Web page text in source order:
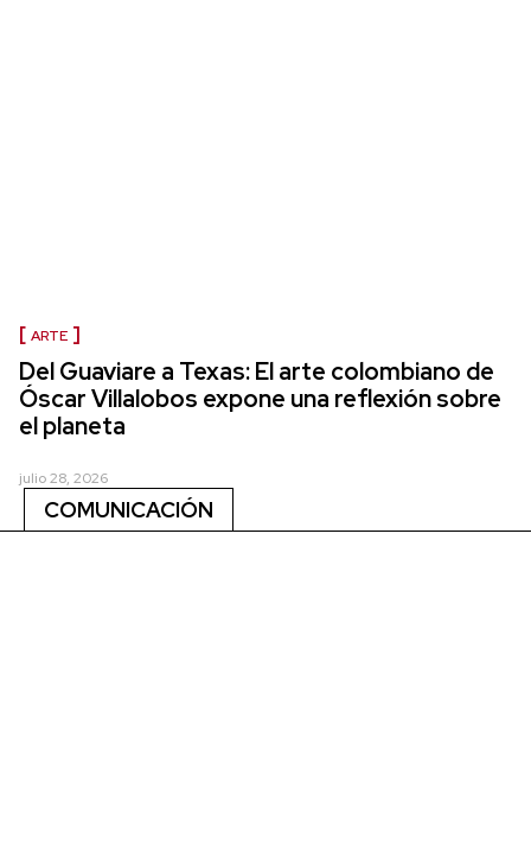
ARTE
Del Guaviare a Texas: El arte colombiano de
Óscar Villalobos expone una reflexión sobre
el planeta
julio 28, 2026
COMUNICACIÓN